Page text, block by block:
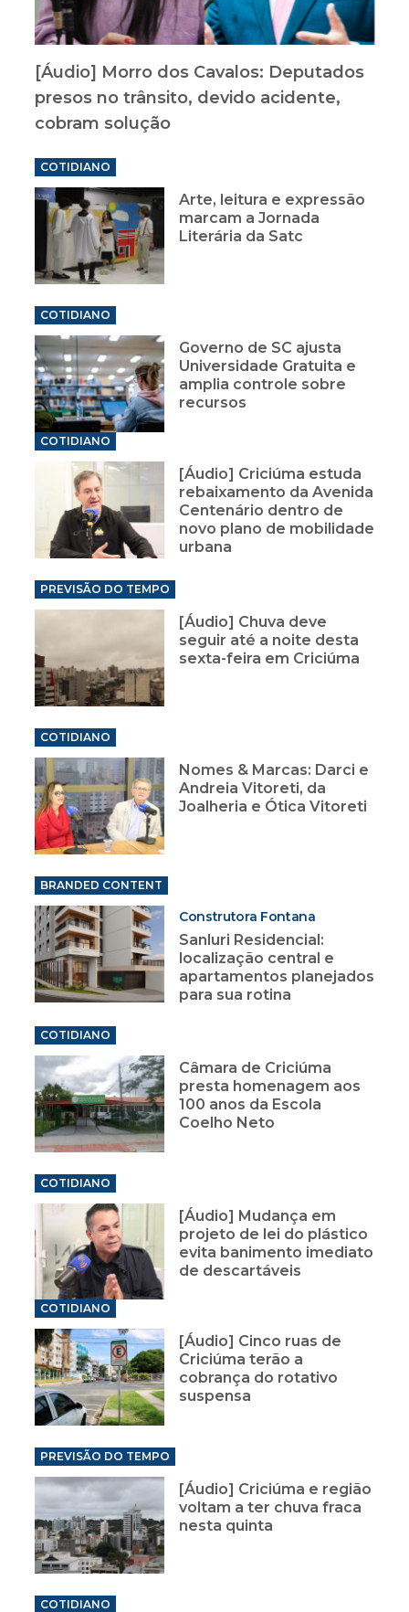
[Áudio] Morro dos Cavalos: Deputados
presos no trânsito, devido acidente,
cobram solução
COTIDIANO
Arte, leitura e expressão
marcam a Jornada
Literária da Satc
COTIDIANO
Governo de SC ajusta
Universidade Gratuita e
amplia controle sobre
recursos
COTIDIANO
[Áudio] Criciúma estuda
rebaixamento da Avenida
Centenário dentro de
novo plano de mobilidade
urbana
PREVISÃO DO TEMPO
[Áudio] Chuva deve
seguir até a noite desta
sexta-feira em Criciúma
COTIDIANO
Nomes & Marcas: Darci e
Andreia Vitoreti, da
Joalheria e Ótica Vitoreti
BRANDED CONTENT
Construtora Fontana
Sanluri Residencial:
localização central e
apartamentos planejados
para sua rotina
COTIDIANO
Câmara de Criciúma
presta homenagem aos
100 anos da Escola
Coelho Neto
COTIDIANO
[Áudio] Mudança em
projeto de lei do plástico
evita banimento imediato
de descartáveis
COTIDIANO
[Áudio] Cinco ruas de
Criciúma terão a
cobrança do rotativo
suspensa
PREVISÃO DO TEMPO
[Áudio] Criciúma e região
voltam a ter chuva fraca
nesta quinta
COTIDIANO